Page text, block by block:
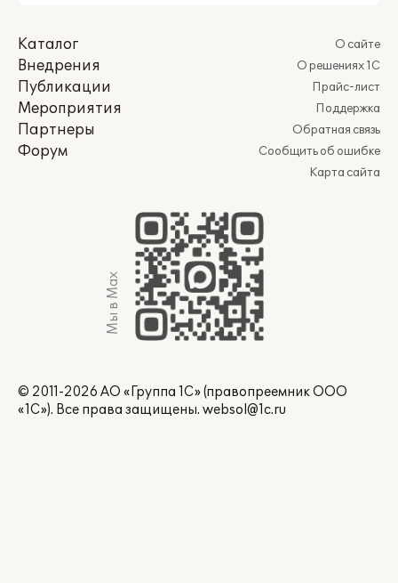
Каталог
Внедрения
Публикации
Мероприятия
Партнеры
Форум
О сайте
О решениях 1С
Прайс-лист
Поддержка
Обратная связь
Сообщить об ошибке
Карта сайта
Мы в Max
© 2011-2026 АО «Группа 1С» (правопреемник ООО
«1С»). Все права защищены. websol@1c.ru